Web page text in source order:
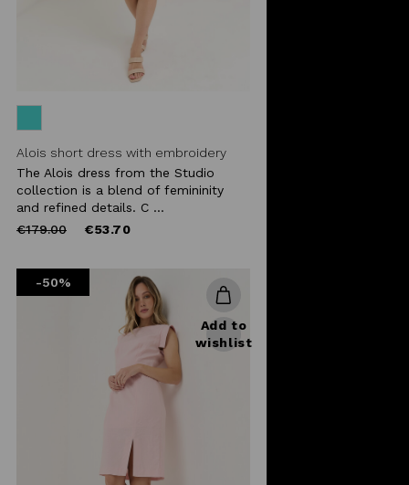
Alois short dress with embroidery
The Alois dress from the Studio
collection is a blend of femininity
and refined details. C ...
Price
€179.00to €53.70
-50%
Add to
wishlist